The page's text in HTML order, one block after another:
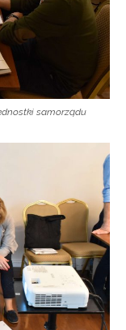
samorządu
danych